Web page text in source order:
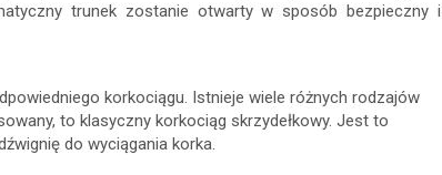
trunek zostanie otwarty w sposób bezpieczny i
korkociągu. Istnieje wiele różnych rodzajów
to klasyczny korkociąg skrzydełkowy. Jest to
do wyciągania korka.